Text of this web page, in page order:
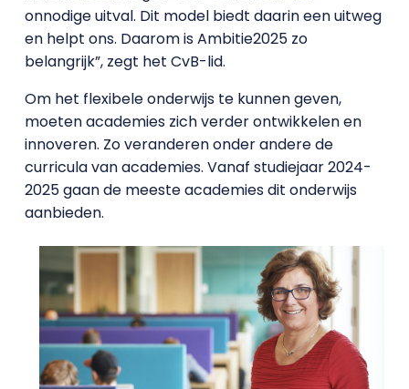
onnodige uitval. Dit model biedt daarin een uitweg
en helpt ons. Daarom is Ambitie2025 zo
belangrijk”, zegt het CvB-lid.
Om het flexibele onderwijs te kunnen geven,
moeten academies zich verder ontwikkelen en
innoveren. Zo veranderen onder andere de
curricula van academies. Vanaf studiejaar 2024-
2025 gaan de meeste academies dit onderwijs
aanbieden.